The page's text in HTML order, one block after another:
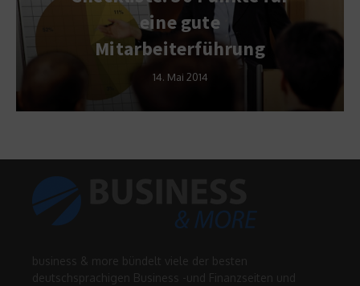
eine gute
Mitarbeiterführung
14. Mai 2014
business & more bündelt viele der besten
deutschsprachigen Business -und Finanzseiten und